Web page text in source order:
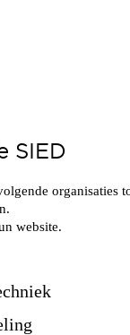
SIED
organisaties
website.